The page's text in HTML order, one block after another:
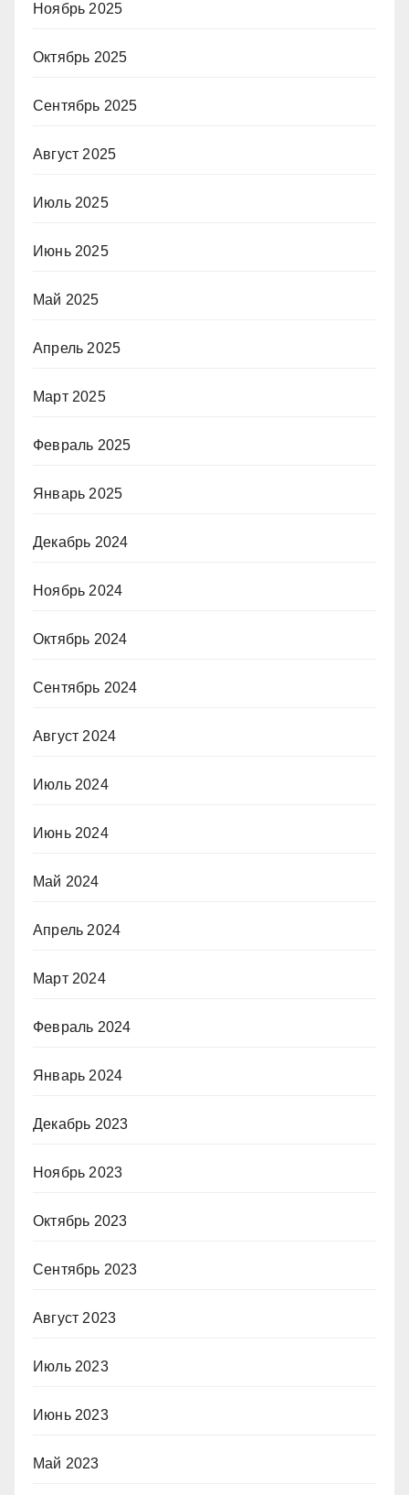
Ноябрь 2025
Октябрь 2025
Сентябрь 2025
Август 2025
Июль 2025
Июнь 2025
Май 2025
Апрель 2025
Март 2025
Февраль 2025
Январь 2025
Декабрь 2024
Ноябрь 2024
Октябрь 2024
Сентябрь 2024
Август 2024
Июль 2024
Июнь 2024
Май 2024
Апрель 2024
Март 2024
Февраль 2024
Январь 2024
Декабрь 2023
Ноябрь 2023
Октябрь 2023
Сентябрь 2023
Август 2023
Июль 2023
Июнь 2023
Май 2023